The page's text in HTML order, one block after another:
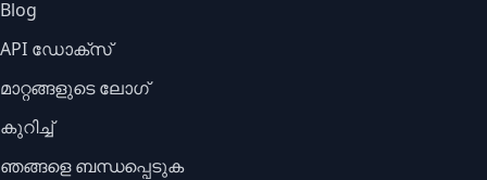
Blog
API ഡോക്സ്
മാറ്റങ്ങളുടെ ലോഗ്
കുറിച്ച്
ഞങ്ങളെ ബന്ധപ്പെടുക